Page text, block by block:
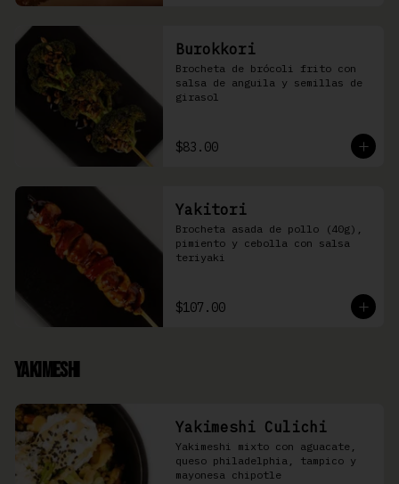
Burokkori
Brocheta de brócoli frito con
salsa de anguila y semillas de
girasol
$83.00
Yakitori
Brocheta asada de pollo (40g),
pimiento y cebolla con salsa
teriyaki
$107.00
Yakimeshi
Yakimeshi Culichi
Yakimeshi mixto con aguacate,
queso philadelphia, tampico y
mayonesa chipotle